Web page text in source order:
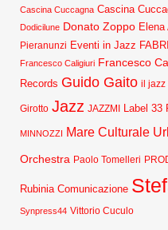
Cascina Cuccagna Cascina
Dodicilune Donato Zoppo Elena
Pieranunzi Eventi in Jazz
Francesco Caligiuri Francesco
Records Guido Gaito il jazz
Girotto Jazz JAZZMI Label 33
MINNOZZI Mare Culturale
Orchestra Paolo Tomelleri
Rubinia Comunicazione
Synpress44 Vittorio Cuculo